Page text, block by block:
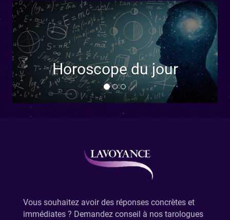
Horoscope de la
semaine
Vous souhaitez avoir des réponses concrètes et
immédiates ? Demandez conseil à nos tarologues